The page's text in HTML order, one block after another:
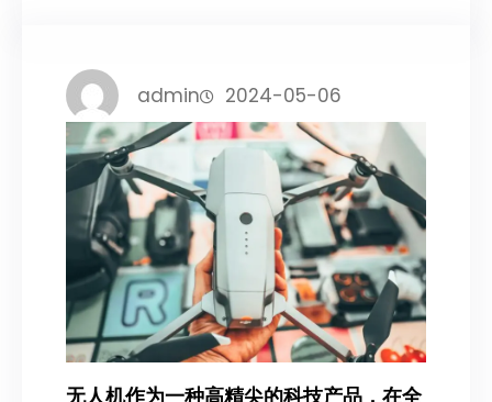
admin 2024-05-06
无人机作为一种高精尖的科技产品，在全